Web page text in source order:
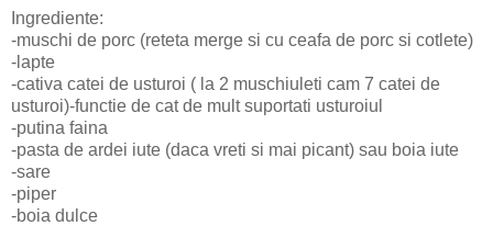
Ingrediente:
-muschi de porc (reteta merge si cu ceafa de porc si cotlete)
-lapte
-cativa catei de usturoi ( la 2 muschiuleti cam 7 catei de
usturoi)-functie de cat de mult suportati usturoiul
-putina faina
-pasta de ardei iute (daca vreti si mai picant) sau boia iute
-sare
-piper
-boia dulce